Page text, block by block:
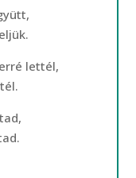
lettél,